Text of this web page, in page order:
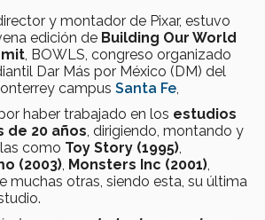
y montador de Pixar, estuvo
edición de Building Our World
, BOWLS, congreso organizado
Dar Más por México (DM) del
campus Santa Fe
haber trabajado en los estudios
de 20 años , dirigiendo, montando y
como Toy Story (1995)
(2003) Monsters Inc (2001)
muchas otras, siendo esta, su última